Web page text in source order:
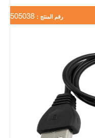
رقم المنتج :